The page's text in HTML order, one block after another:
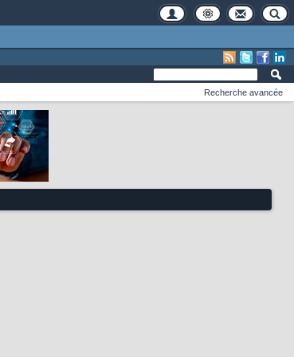
Recherche avancée